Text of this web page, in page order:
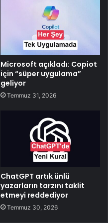
Microsoft açıkladı: Copiot
için “süper uygulama”
geliyor
Temmuz 31, 2026
ChatGPT artık ünlü
yazarların tarzını taklit
etmeyi reddediyor
Temmuz 30, 2026